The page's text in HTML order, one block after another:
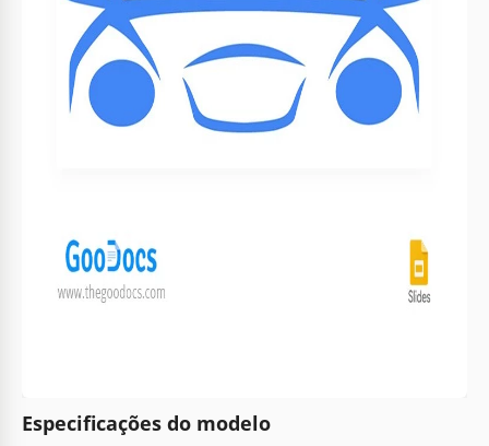
Especificações do modelo